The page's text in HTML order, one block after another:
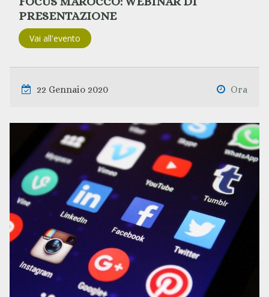
PRESENTAZIONE
Vai all'evento
22 Gennaio 2020 Ora